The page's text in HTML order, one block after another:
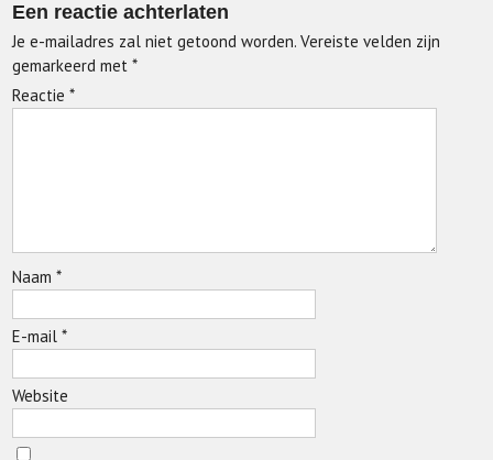
Een reactie achterlaten
Je e-mailadres zal niet getoond worden. Vereiste velden zijn
gemarkeerd met*
Reactie*
Naam*
E-mail*
Website